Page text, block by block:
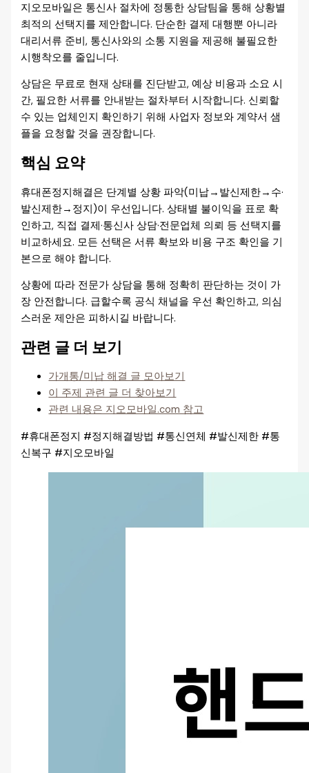
지오모바일은 통신사 절차에 정통한 상담팀을 통해 상황별
최적의 선택지를 제안합니다. 단순한 결제 대행뿐 아니라
대리서류 준비, 통신사와의 소통 지원을 제공해 불필요한
시행착오를 줄입니다.
상담은 무료로 현재 상태를 진단받고, 예상 비용과 소요 시
간, 필요한 서류를 안내받는 절차부터 시작합니다. 신뢰할
수 있는 업체인지 확인하기 위해 사업자 정보와 계약서 샘
플을 요청할 것을 권장합니다.
핵심 요약
휴대폰정지해결은 단계별 상황 파악(미납→발신제한→수·
발신제한→정지)이 우선입니다. 상태별 불이익을 표로 확
인하고, 직접 결제·통신사 상담·전문업체 의뢰 등 선택지를
비교하세요. 모든 선택은 서류 확보와 비용 구조 확인을 기
본으로 해야 합니다.
상황에 따라 전문가 상담을 통해 정확히 판단하는 것이 가
장 안전합니다. 급할수록 공식 채널을 우선 확인하고, 의심
스러운 제안은 피하시길 바랍니다.
관련 글 더 보기
가개통/미납 해결 글 모아보기
이 주제 관련 글 더 찾아보기
관련 내용은 지오모바일.com 참고
#휴대폰정지 #정지해결방법 #통신연체 #발신제한 #통
신복구 #지오모바일